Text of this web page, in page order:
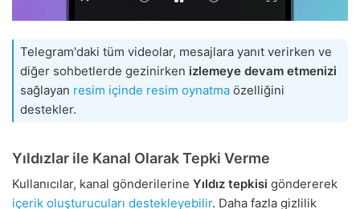
Telegram'daki tüm videolar, mesajlara yanıt verirken ve
diğer sohbetlerde gezinirken izlemeye devam etmenizi
sağlayan resim içinde resim oynatma özelliğini
destekler.
Yıldızlar ile Kanal Olarak Tepki Verme
Kullanıcılar, kanal gönderilerine Yıldız tepkisi göndererek
içerik oluşturucuları destekleyebilir. Daha fazla gizlilik